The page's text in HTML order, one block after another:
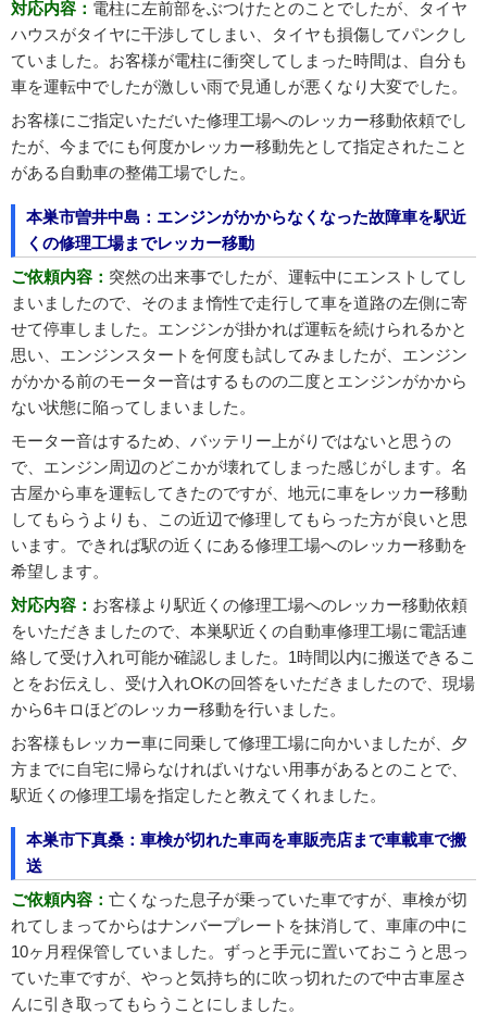
対応内容： 電柱に左前部をぶつけたとのことでしたが、タイヤ
ハウスがタイヤに干渉してしまい、タイヤも損傷してパンクし
ていました。お客様が電柱に衝突してしまった時間は、自分も
車を運転中でしたが激しい雨で見通しが悪くなり大変でした。
お客様にご指定いただいた修理工場へのレッカー移動依頼でし
たが、今までにも何度かレッカー移動先として指定されたこと
がある自動車の整備工場でした。
本巣市曽井中島：エンジンがかからなくなった故障車を駅近
くの修理工場までレッカー移動
ご依頼内容： 突然の出来事でしたが、運転中にエンストしてし
まいましたので、そのまま惰性で走行して車を道路の左側に寄
せて停車しました。エンジンが掛かれば運転を続けられるかと
思い、エンジンスタートを何度も試してみましたが、エンジン
がかかる前のモーター音はするものの二度とエンジンがかから
ない状態に陥ってしまいました。
モーター音はするため、バッテリー上がりではないと思うの
で、エンジン周辺のどこかが壊れてしまった感じがします。名
古屋から車を運転してきたのですが、地元に車をレッカー移動
してもらうよりも、この近辺で修理してもらった方が良いと思
います。できれば駅の近くにある修理工場へのレッカー移動を
希望します。
対応内容： お客様より駅近くの修理工場へのレッカー移動依頼
をいただきましたので、本巣駅近くの自動車修理工場に電話連
絡して受け入れ可能か確認しました。1時間以内に搬送できるこ
とをお伝えし、受け入れOKの回答をいただきましたので、現場
から6キロほどのレッカー移動を行いました。
お客様もレッカー車に同乗して修理工場に向かいましたが、夕
方までに自宅に帰らなければいけない用事があるとのことで、
駅近くの修理工場を指定したと教えてくれました。
本巣市下真桑：車検が切れた車両を車販売店まで車載車で搬
送
ご依頼内容： 亡くなった息子が乗っていた車ですが、車検が切
れてしまってからはナンバープレートを抹消して、車庫の中に
10ヶ月程保管していました。ずっと手元に置いておこうと思っ
ていた車ですが、やっと気持ち的に吹っ切れたので中古車屋さ
んに引き取ってもらうことにしました。